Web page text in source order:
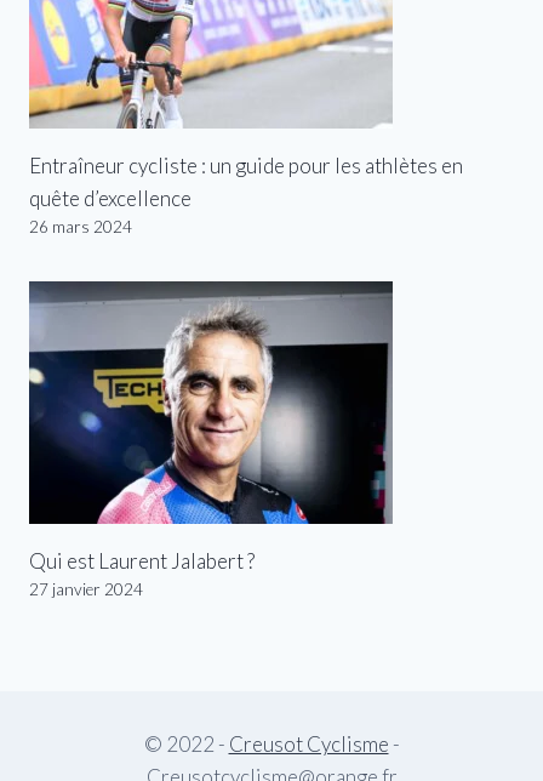
Entraîneur cycliste : un guide pour les athlètes en
quête d’excellence
26 mars 2024
Qui est Laurent Jalabert ?
27 janvier 2024
© 2022 - Creusot Cyclisme -